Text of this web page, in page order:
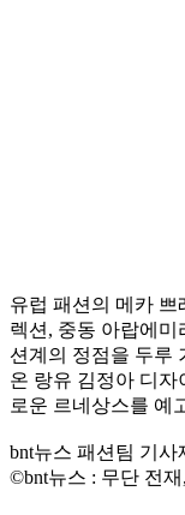
유럽 패션의 메카
렉션, 중동 아랍에미
션계의 정점을 두루
온 랑유 김정아 디자
로운 르네상스를 예
bnt뉴스 패션팀 기사
©bnt뉴스 : 무단 전